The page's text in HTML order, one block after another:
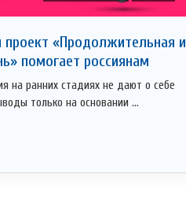
проект «Продолжительная и
помогает россиянам
на ранних стадиях не дают о себе
только на основании ...